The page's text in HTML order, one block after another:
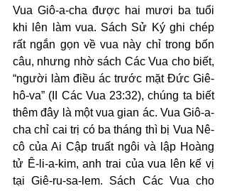
Vua Giô-a-cha được hai mươi ba tuổi
khi lên làm vua. Sách Sử Ký ghi chép
rất ngắn gọn về vua này chỉ trong bốn
câu, nhưng nhờ sách Các Vua cho biết,
“người làm điều ác trước mặt Đức Giê-
hô-va” (II Các Vua 23:32), chúng ta biết
thêm đây là một vua gian ác. Vua Giô-a-
cha chỉ cai trị có ba tháng thì bị Vua Nê-
cô của Ai Cập truất ngôi và lập Hoàng
tử Ê-li-a-kim, anh trai của vua lên kế vị
tại Giê-ru-sa-lem. Sách Các Vua cho